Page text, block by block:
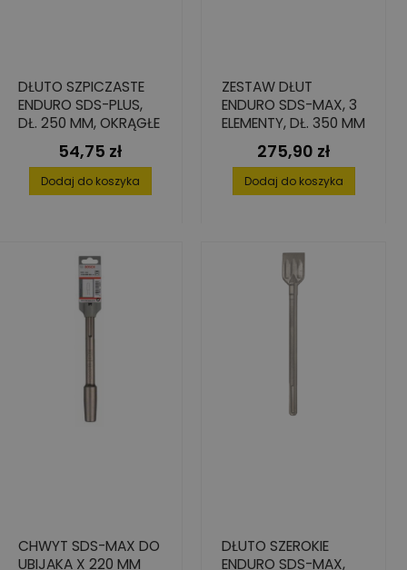
DŁUTO SZPICZASTE
ENDURO SDS-PLUS,
DŁ. 250 MM, OKRĄGŁE
Cena
54,75 zł
Dodaj do koszyka
ZESTAW DŁUT
ENDURO SDS-MAX, 3
ELEMENTY, DŁ. 350 MM
Cena
275,90 zł
Dodaj do koszyka
CHWYT SDS-MAX DO
UBIJAKA X 220 MM
DŁUTO SZEROKIE
ENDURO SDS-MAX,